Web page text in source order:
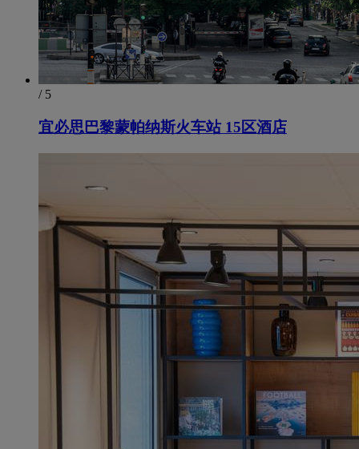
/ 5
宜必思巴黎蒙帕纳斯火车站 15区酒店